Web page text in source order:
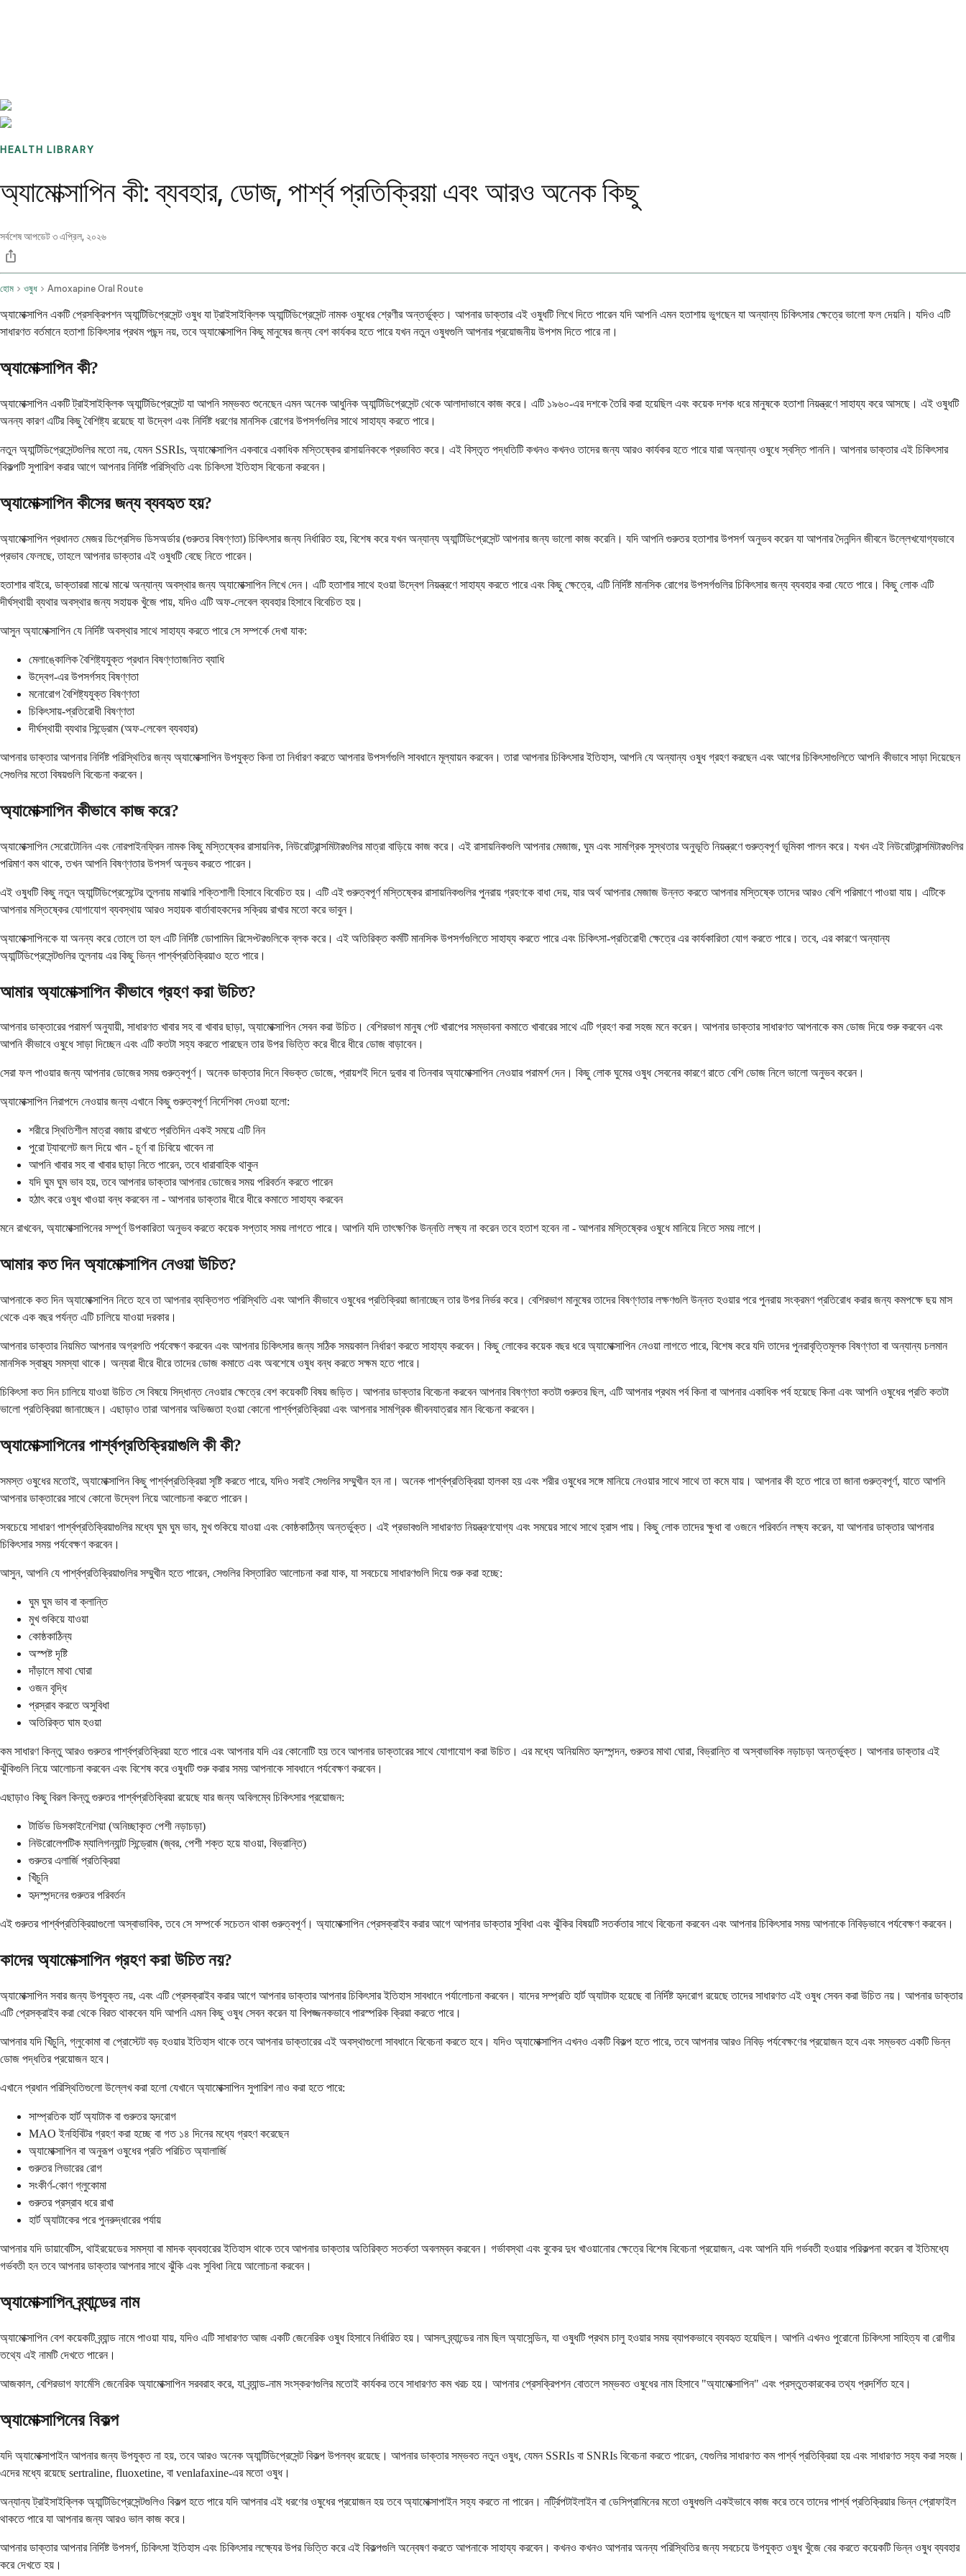
HEALTH LIBRARY
অ্যামোক্সাপিন কী: ব্যবহার, ডোজ, পার্শ্ব প্রতিক্রিয়া এবং আরও অনেক কিছু
সর্বশেষ আপডেট৩ এপ্রিল, ২০২৬
হোম ওষুধ Amoxapine Oral Route
অ্যামোক্সাপিন একটি প্রেসক্রিপশন অ্যান্টিডিপ্রেসেন্ট ওষুধ যা ট্রাইসাইক্লিক অ্যান্টিডিপ্রেসেন্ট নামক ওষুধের শ্রেণীর অন্তর্ভুক্ত। আপনার ডাক্তার এই ওষুধটি লিখে দিতে পারেন যদি আপনি এমন হতাশায় ভুগছেন যা অন্যান্য চিকিৎসার ক্ষেত্রে ভালো ফল দেয়নি। যদিও এটি
সাধারণত বর্তমানে হতাশা চিকিৎসার প্রথম পছন্দ নয়, তবে অ্যামোক্সাপিন কিছু মানুষের জন্য বেশ কার্যকর হতে পারে যখন নতুন ওষুধগুলি আপনার প্রয়োজনীয় উপশম দিতে পারে না।
অ্যামোক্সাপিন কী?
অ্যামোক্সাপিন একটি ট্রাইসাইক্লিক অ্যান্টিডিপ্রেসেন্ট যা আপনি সম্ভবত শুনেছেন এমন অনেক আধুনিক অ্যান্টিডিপ্রেসেন্ট থেকে আলাদাভাবে কাজ করে। এটি ১৯৬০-এর দশকে তৈরি করা হয়েছিল এবং কয়েক দশক ধরে মানুষকে হতাশা নিয়ন্ত্রণে সাহায্য করে আসছে। এই ওষুধটি
অনন্য কারণ এটির কিছু বৈশিষ্ট্য রয়েছে যা উদ্বেগ এবং নির্দিষ্ট ধরণের মানসিক রোগের উপসর্গগুলির সাথে সাহায্য করতে পারে।
নতুন অ্যান্টিডিপ্রেসেন্টগুলির মতো নয়, যেমন SSRIs, অ্যামোক্সাপিন একবারে একাধিক মস্তিষ্কের রাসায়নিককে প্রভাবিত করে। এই বিস্তৃত পদ্ধতিটি কখনও কখনও তাদের জন্য আরও কার্যকর হতে পারে যারা অন্যান্য ওষুধে স্বস্তি পাননি। আপনার ডাক্তার এই চিকিৎসার
বিকল্পটি সুপারিশ করার আগে আপনার নির্দিষ্ট পরিস্থিতি এবং চিকিৎসা ইতিহাস বিবেচনা করবেন।
অ্যামোক্সাপিন কীসের জন্য ব্যবহৃত হয়?
অ্যামোক্সাপিন প্রধানত মেজর ডিপ্রেসিভ ডিসঅর্ডার (গুরুতর বিষণ্ণতা) চিকিৎসার জন্য নির্ধারিত হয়, বিশেষ করে যখন অন্যান্য অ্যান্টিডিপ্রেসেন্ট আপনার জন্য ভালো কাজ করেনি। যদি আপনি গুরুতর হতাশার উপসর্গ অনুভব করেন যা আপনার দৈনন্দিন জীবনে উল্লেখযোগ্যভাবে
প্রভাব ফেলছে, তাহলে আপনার ডাক্তার এই ওষুধটি বেছে নিতে পারেন।
হতাশার বাইরে, ডাক্তাররা মাঝে মাঝে অন্যান্য অবস্থার জন্য অ্যামোক্সাপিন লিখে দেন। এটি হতাশার সাথে হওয়া উদ্বেগ নিয়ন্ত্রণে সাহায্য করতে পারে এবং কিছু ক্ষেত্রে, এটি নির্দিষ্ট মানসিক রোগের উপসর্গগুলির চিকিৎসার জন্য ব্যবহার করা যেতে পারে। কিছু লোক এটি
দীর্ঘস্থায়ী ব্যথার অবস্থার জন্য সহায়ক খুঁজে পায়, যদিও এটি অফ-লেবেল ব্যবহার হিসাবে বিবেচিত হয়।
আসুন অ্যামোক্সাপিন যে নির্দিষ্ট অবস্থার সাথে সাহায্য করতে পারে সে সম্পর্কে দেখা যাক:
মেলাঙ্কোলিক বৈশিষ্ট্যযুক্ত প্রধান বিষণ্ণতাজনিত ব্যাধি
উদ্বেগ-এর উপসর্গসহ বিষণ্ণতা
মনোরোগ বৈশিষ্ট্যযুক্ত বিষণ্ণতা
চিকিৎসায়-প্রতিরোধী বিষণ্ণতা
দীর্ঘস্থায়ী ব্যথার সিন্ড্রোম (অফ-লেবেল ব্যবহার)
আপনার ডাক্তার আপনার নির্দিষ্ট পরিস্থিতির জন্য অ্যামোক্সাপিন উপযুক্ত কিনা তা নির্ধারণ করতে আপনার উপসর্গগুলি সাবধানে মূল্যায়ন করবেন। তারা আপনার চিকিৎসার ইতিহাস, আপনি যে অন্যান্য ওষুধ গ্রহণ করছেন এবং আগের চিকিৎসাগুলিতে আপনি কীভাবে সাড়া দিয়েছেন
সেগুলির মতো বিষয়গুলি বিবেচনা করবেন।
অ্যামোক্সাপিন কীভাবে কাজ করে?
অ্যামোক্সাপিন সেরোটোনিন এবং নোরপাইনফ্রিন নামক কিছু মস্তিষ্কের রাসায়নিক, নিউরোট্রান্সমিটারগুলির মাত্রা বাড়িয়ে কাজ করে। এই রাসায়নিকগুলি আপনার মেজাজ, ঘুম এবং সামগ্রিক সুস্থতার অনুভূতি নিয়ন্ত্রণে গুরুত্বপূর্ণ ভূমিকা পালন করে। যখন এই নিউরোট্রান্সমিটারগুলির
পরিমাণ কম থাকে, তখন আপনি বিষণ্ণতার উপসর্গ অনুভব করতে পারেন।
এই ওষুধটি কিছু নতুন অ্যান্টিডিপ্রেসেন্টের তুলনায় মাঝারি শক্তিশালী হিসাবে বিবেচিত হয়। এটি এই গুরুত্বপূর্ণ মস্তিষ্কের রাসায়নিকগুলির পুনরায় গ্রহণকে বাধা দেয়, যার অর্থ আপনার মেজাজ উন্নত করতে আপনার মস্তিষ্কে তাদের আরও বেশি পরিমাণে পাওয়া যায়। এটিকে
আপনার মস্তিষ্কের যোগাযোগ ব্যবস্থায় আরও সহায়ক বার্তাবাহকদের সক্রিয় রাখার মতো করে ভাবুন।
অ্যামোক্সাপিনকে যা অনন্য করে তোলে তা হল এটি নির্দিষ্ট ডোপামিন রিসেপ্টরগুলিকে ব্লক করে। এই অতিরিক্ত কর্মটি মানসিক উপসর্গগুলিতে সাহায্য করতে পারে এবং চিকিৎসা-প্রতিরোধী ক্ষেত্রে এর কার্যকারিতা যোগ করতে পারে। তবে, এর কারণে অন্যান্য
অ্যান্টিডিপ্রেসেন্টগুলির তুলনায় এর কিছু ভিন্ন পার্শ্বপ্রতিক্রিয়াও হতে পারে।
আমার অ্যামোক্সাপিন কীভাবে গ্রহণ করা উচিত?
আপনার ডাক্তারের পরামর্শ অনুযায়ী, সাধারণত খাবার সহ বা খাবার ছাড়া, অ্যামোক্সাপিন সেবন করা উচিত। বেশিরভাগ মানুষ পেট খারাপের সম্ভাবনা কমাতে খাবারের সাথে এটি গ্রহণ করা সহজ মনে করেন। আপনার ডাক্তার সাধারণত আপনাকে কম ডোজ দিয়ে শুরু করবেন এবং
আপনি কীভাবে ওষুধে সাড়া দিচ্ছেন এবং এটি কতটা সহ্য করতে পারছেন তার উপর ভিত্তি করে ধীরে ধীরে ডোজ বাড়াবেন।
সেরা ফল পাওয়ার জন্য আপনার ডোজের সময় গুরুত্বপূর্ণ। অনেক ডাক্তার দিনে বিভক্ত ডোজে, প্রায়শই দিনে দুবার বা তিনবার অ্যামোক্সাপিন নেওয়ার পরামর্শ দেন। কিছু লোক ঘুমের ওষুধ সেবনের কারণে রাতে বেশি ডোজ নিলে ভালো অনুভব করেন।
অ্যামোক্সাপিন নিরাপদে নেওয়ার জন্য এখানে কিছু গুরুত্বপূর্ণ নির্দেশিকা দেওয়া হলো:
শরীরে স্থিতিশীল মাত্রা বজায় রাখতে প্রতিদিন একই সময়ে এটি নিন
পুরো ট্যাবলেট জল দিয়ে খান - চূর্ণ বা চিবিয়ে খাবেন না
আপনি খাবার সহ বা খাবার ছাড়া নিতে পারেন, তবে ধারাবাহিক থাকুন
যদি ঘুম ঘুম ভাব হয়, তবে আপনার ডাক্তার আপনার ডোজের সময় পরিবর্তন করতে পারেন
হঠাৎ করে ওষুধ খাওয়া বন্ধ করবেন না - আপনার ডাক্তার ধীরে ধীরে কমাতে সাহায্য করবেন
মনে রাখবেন, অ্যামোক্সাপিনের সম্পূর্ণ উপকারিতা অনুভব করতে কয়েক সপ্তাহ সময় লাগতে পারে। আপনি যদি তাৎক্ষণিক উন্নতি লক্ষ্য না করেন তবে হতাশ হবেন না - আপনার মস্তিষ্কের ওষুধে মানিয়ে নিতে সময় লাগে।
আমার কত দিন অ্যামোক্সাপিন নেওয়া উচিত?
আপনাকে কত দিন অ্যামোক্সাপিন নিতে হবে তা আপনার ব্যক্তিগত পরিস্থিতি এবং আপনি কীভাবে ওষুধের প্রতিক্রিয়া জানাচ্ছেন তার উপর নির্ভর করে। বেশিরভাগ মানুষের তাদের বিষণ্ণতার লক্ষণগুলি উন্নত হওয়ার পরে পুনরায় সংক্রমণ প্রতিরোধ করার জন্য কমপক্ষে ছয় মাস
থেকে এক বছর পর্যন্ত এটি চালিয়ে যাওয়া দরকার।
আপনার ডাক্তার নিয়মিত আপনার অগ্রগতি পর্যবেক্ষণ করবেন এবং আপনার চিকিৎসার জন্য সঠিক সময়কাল নির্ধারণ করতে সাহায্য করবেন। কিছু লোকের কয়েক বছর ধরে অ্যামোক্সাপিন নেওয়া লাগতে পারে, বিশেষ করে যদি তাদের পুনরাবৃত্তিমূলক বিষণ্ণতা বা অন্যান্য চলমান
মানসিক স্বাস্থ্য সমস্যা থাকে। অন্যরা ধীরে ধীরে তাদের ডোজ কমাতে এবং অবশেষে ওষুধ বন্ধ করতে সক্ষম হতে পারে।
চিকিৎসা কত দিন চালিয়ে যাওয়া উচিত সে বিষয়ে সিদ্ধান্ত নেওয়ার ক্ষেত্রে বেশ কয়েকটি বিষয় জড়িত। আপনার ডাক্তার বিবেচনা করবেন আপনার বিষণ্ণতা কতটা গুরুতর ছিল, এটি আপনার প্রথম পর্ব কিনা বা আপনার একাধিক পর্ব হয়েছে কিনা এবং আপনি ওষুধের প্রতি কতটা
ভালো প্রতিক্রিয়া জানাচ্ছেন। এছাড়াও তারা আপনার অভিজ্ঞতা হওয়া কোনো পার্শ্বপ্রতিক্রিয়া এবং আপনার সামগ্রিক জীবনযাত্রার মান বিবেচনা করবেন।
অ্যামোক্সাপিনের পার্শ্বপ্রতিক্রিয়াগুলি কী কী?
সমস্ত ওষুধের মতোই, অ্যামোক্সাপিন কিছু পার্শ্বপ্রতিক্রিয়া সৃষ্টি করতে পারে, যদিও সবাই সেগুলির সম্মুখীন হন না। অনেক পার্শ্বপ্রতিক্রিয়া হালকা হয় এবং শরীর ওষুধের সঙ্গে মানিয়ে নেওয়ার সাথে সাথে তা কমে যায়। আপনার কী হতে পারে তা জানা গুরুত্বপূর্ণ, যাতে আপনি
আপনার ডাক্তারের সাথে কোনো উদ্বেগ নিয়ে আলোচনা করতে পারেন।
সবচেয়ে সাধারণ পার্শ্বপ্রতিক্রিয়াগুলির মধ্যে ঘুম ঘুম ভাব, মুখ শুকিয়ে যাওয়া এবং কোষ্ঠকাঠিন্য অন্তর্ভুক্ত। এই প্রভাবগুলি সাধারণত নিয়ন্ত্রণযোগ্য এবং সময়ের সাথে সাথে হ্রাস পায়। কিছু লোক তাদের ক্ষুধা বা ওজনে পরিবর্তন লক্ষ্য করেন, যা আপনার ডাক্তার আপনার
চিকিৎসার সময় পর্যবেক্ষণ করবেন।
আসুন, আপনি যে পার্শ্বপ্রতিক্রিয়াগুলির সম্মুখীন হতে পারেন, সেগুলির বিস্তারিত আলোচনা করা যাক, যা সবচেয়ে সাধারণগুলি দিয়ে শুরু করা হচ্ছে:
ঘুম ঘুম ভাব বা ক্লান্তি
মুখ শুকিয়ে যাওয়া
কোষ্ঠকাঠিন্য
অস্পষ্ট দৃষ্টি
দাঁড়ালে মাথা ঘোরা
ওজন বৃদ্ধি
প্রস্রাব করতে অসুবিধা
অতিরিক্ত ঘাম হওয়া
কম সাধারণ কিন্তু আরও গুরুতর পার্শ্বপ্রতিক্রিয়া হতে পারে এবং আপনার যদি এর কোনোটি হয় তবে আপনার ডাক্তারের সাথে যোগাযোগ করা উচিত। এর মধ্যে অনিয়মিত হৃদস্পন্দন, গুরুতর মাথা ঘোরা, বিভ্রান্তি বা অস্বাভাবিক নড়াচড়া অন্তর্ভুক্ত। আপনার ডাক্তার এই
ঝুঁকিগুলি নিয়ে আলোচনা করবেন এবং বিশেষ করে ওষুধটি শুরু করার সময় আপনাকে সাবধানে পর্যবেক্ষণ করবেন।
এছাড়াও কিছু বিরল কিন্তু গুরুতর পার্শ্বপ্রতিক্রিয়া রয়েছে যার জন্য অবিলম্বে চিকিৎসার প্রয়োজন:
টার্ডিভ ডিসকাইনেশিয়া (অনিচ্ছাকৃত পেশী নড়াচড়া)
নিউরোলেপটিক ম্যালিগন্যান্ট সিন্ড্রোম (জ্বর, পেশী শক্ত হয়ে যাওয়া, বিভ্রান্তি)
গুরুতর এলার্জি প্রতিক্রিয়া
খিঁচুনি
হৃদস্পন্দনের গুরুতর পরিবর্তন
এই গুরুতর পার্শ্বপ্রতিক্রিয়াগুলো অস্বাভাবিক, তবে সে সম্পর্কে সচেতন থাকা গুরুত্বপূর্ণ। অ্যামোক্সাপিন প্রেসক্রাইব করার আগে আপনার ডাক্তার সুবিধা এবং ঝুঁকির বিষয়টি সতর্কতার সাথে বিবেচনা করবেন এবং আপনার চিকিৎসার সময় আপনাকে নিবিড়ভাবে পর্যবেক্ষণ করবেন।
কাদের অ্যামোক্সাপিন গ্রহণ করা উচিত নয়?
অ্যামোক্সাপিন সবার জন্য উপযুক্ত নয়, এবং এটি প্রেসক্রাইব করার আগে আপনার ডাক্তার আপনার চিকিৎসার ইতিহাস সাবধানে পর্যালোচনা করবেন। যাদের সম্প্রতি হার্ট অ্যাটাক হয়েছে বা নির্দিষ্ট হৃদরোগ রয়েছে তাদের সাধারণত এই ওষুধ সেবন করা উচিত নয়। আপনার ডাক্তার
এটি প্রেসক্রাইব করা থেকে বিরত থাকবেন যদি আপনি এমন কিছু ওষুধ সেবন করেন যা বিপজ্জনকভাবে পারস্পরিক ক্রিয়া করতে পারে।
আপনার যদি খিঁচুনি, গ্লুকোমা বা প্রোস্টেট বড় হওয়ার ইতিহাস থাকে তবে আপনার ডাক্তারের এই অবস্থাগুলো সাবধানে বিবেচনা করতে হবে। যদিও অ্যামোক্সাপিন এখনও একটি বিকল্প হতে পারে, তবে আপনার আরও নিবিড় পর্যবেক্ষণের প্রয়োজন হবে এবং সম্ভবত একটি ভিন্ন
ডোজ পদ্ধতির প্রয়োজন হবে।
এখানে প্রধান পরিস্থিতিগুলো উল্লেখ করা হলো যেখানে অ্যামোক্সাপিন সুপারিশ নাও করা হতে পারে:
সাম্প্রতিক হার্ট অ্যাটাক বা গুরুতর হৃদরোগ
MAO ইনহিবিটর গ্রহণ করা হচ্ছে বা গত ১৪ দিনের মধ্যে গ্রহণ করেছেন
অ্যামোক্সাপিন বা অনুরূপ ওষুধের প্রতি পরিচিত অ্যালার্জি
গুরুতর লিভারের রোগ
সংকীর্ণ-কোণ গ্লুকোমা
গুরুতর প্রস্রাব ধরে রাখা
হার্ট অ্যাটাকের পরে পুনরুদ্ধারের পর্যায়
আপনার যদি ডায়াবেটিস, থাইরয়েডের সমস্যা বা মাদক ব্যবহারের ইতিহাস থাকে তবে আপনার ডাক্তার অতিরিক্ত সতর্কতা অবলম্বন করবেন। গর্ভাবস্থা এবং বুকের দুধ খাওয়ানোর ক্ষেত্রে বিশেষ বিবেচনা প্রয়োজন, এবং আপনি যদি গর্ভবতী হওয়ার পরিকল্পনা করেন বা ইতিমধ্যে
গর্ভবতী হন তবে আপনার ডাক্তার আপনার সাথে ঝুঁকি এবং সুবিধা নিয়ে আলোচনা করবেন।
অ্যামোক্সাপিন ব্র্যান্ডের নাম
অ্যামোক্সাপিন বেশ কয়েকটি ব্র্যান্ড নামে পাওয়া যায়, যদিও এটি সাধারণত আজ একটি জেনেরিক ওষুধ হিসাবে নির্ধারিত হয়। আসল ব্র্যান্ডের নাম ছিল অ্যাসেন্ডিন, যা ওষুধটি প্রথম চালু হওয়ার সময় ব্যাপকভাবে ব্যবহৃত হয়েছিল। আপনি এখনও পুরোনো চিকিৎসা সাহিত্য বা রোগীর
তথ্যে এই নামটি দেখতে পারেন।
আজকাল, বেশিরভাগ ফার্মেসি জেনেরিক অ্যামোক্সাপিন সরবরাহ করে, যা ব্র্যান্ড-নাম সংস্করণগুলির মতোই কার্যকর তবে সাধারণত কম খরচ হয়। আপনার প্রেসক্রিপশন বোতলে সম্ভবত ওষুধের নাম হিসাবে "অ্যামোক্সাপিন" এবং প্রস্তুতকারকের তথ্য প্রদর্শিত হবে।
অ্যামোক্সাপিনের বিকল্প
যদি অ্যামোক্সাপাইন আপনার জন্য উপযুক্ত না হয়, তবে আরও অনেক অ্যান্টিডিপ্রেসেন্ট বিকল্প উপলব্ধ রয়েছে। আপনার ডাক্তার সম্ভবত নতুন ওষুধ, যেমন SSRIs বা SNRIs বিবেচনা করতে পারেন, যেগুলির সাধারণত কম পার্শ্ব প্রতিক্রিয়া হয় এবং সাধারণত সহ্য করা সহজ।
এদের মধ্যে রয়েছে sertraline, fluoxetine, বা venlafaxine-এর মতো ওষুধ।
অন্যান্য ট্রাইসাইক্লিক অ্যান্টিডিপ্রেসেন্টগুলিও বিকল্প হতে পারে যদি আপনার এই ধরণের ওষুধের প্রয়োজন হয় তবে অ্যামোক্সাপাইন সহ্য করতে না পারেন। নর্ট্রিপটাইলাইন বা ডেসিপ্রামিনের মতো ওষুধগুলি একইভাবে কাজ করে তবে তাদের পার্শ্ব প্রতিক্রিয়ার ভিন্ন প্রোফাইল
থাকতে পারে যা আপনার জন্য আরও ভাল কাজ করে।
আপনার ডাক্তার আপনার নির্দিষ্ট উপসর্গ, চিকিৎসা ইতিহাস এবং চিকিৎসার লক্ষ্যের উপর ভিত্তি করে এই বিকল্পগুলি অন্বেষণ করতে আপনাকে সাহায্য করবেন। কখনও কখনও আপনার অনন্য পরিস্থিতির জন্য সবচেয়ে উপযুক্ত ওষুধ খুঁজে বের করতে কয়েকটি ভিন্ন ওষুধ ব্যবহার
করে দেখতে হয়।